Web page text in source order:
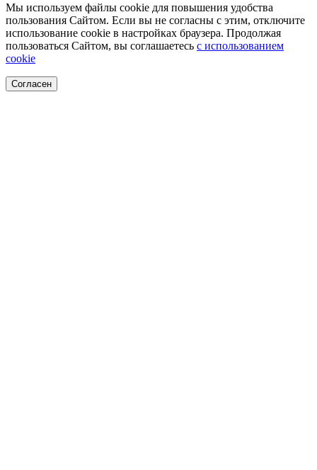
Мы используем файлы cookie для повышения удобства
пользования Сайтом. Если вы не согласны с этим, отключите
использование cookie в настройках браузера. Продолжая
пользоваться Сайтом, вы соглашаетесь с использованием
cookie
Согласен